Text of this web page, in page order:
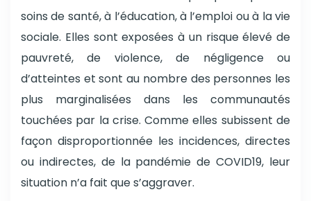
soins de santé, à l’éducation, à l’emploi ou à la vie
sociale. Elles sont exposées à un risque élevé de
pauvreté, de violence, de négligence ou
d’atteintes et sont au nombre des personnes les
plus marginalisées dans les communautés
touchées par la crise. Comme elles subissent de
façon disproportionnée les incidences, directes
ou indirectes, de la pandémie de COVID19, leur
situation n’a fait que s’aggraver.